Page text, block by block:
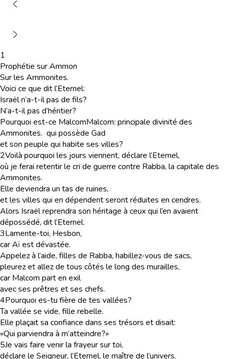
1
Prophétie sur Ammon
Sur les Ammonites.
Voici ce que dit l’Eternel:
Israël n’a-t-il pas de fils?
N’a-t-il pas d’héritier?
Pourquoi est-ce MalcomMalcom: principale divinité des
Ammonites. qui possède Gad
et son peuple qui habite ses villes?
2Voilà pourquoi les jours viennent, déclare l’Eternel,
où je ferai retentir le cri de guerre contre Rabba, la capitale des
Ammonites.
Elle deviendra un tas de ruines,
et les villes qui en dépendent seront réduites en cendres.
Alors Israël reprendra son héritage à ceux qui l’en avaient
dépossédé, dit l’Eternel.
3Lamente-toi, Hesbon,
car Aï est dévastée.
Appelez à l’aide, filles de Rabba, habillez-vous de sacs,
pleurez et allez de tous côtés le long des murailles,
car Malcom part en exil
avec ses prêtres et ses chefs.
4Pourquoi es-tu fière de tes vallées?
Ta vallée se vide, fille rebelle.
Elle plaçait sa confiance dans ses trésors et disait:
«Qui parviendra à m’atteindre?»
5Je vais faire venir la frayeur sur toi,
déclare le Seigneur, l’Eternel, le maître de l’univers.